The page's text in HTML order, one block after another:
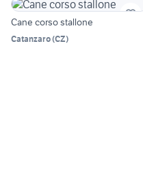
Cane corso stallone
Catanzaro(CZ)